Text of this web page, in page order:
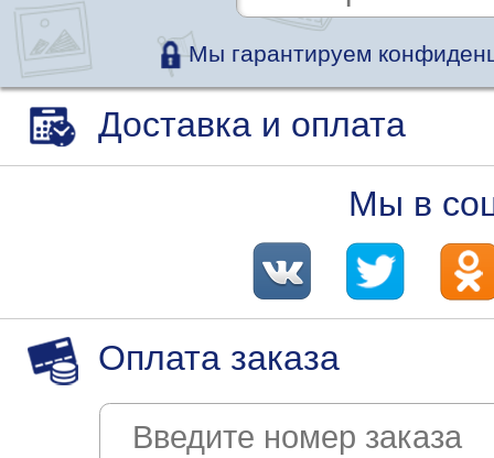
Мы гарантируем
Доставка и оплата
Мы в
Оплата заказа